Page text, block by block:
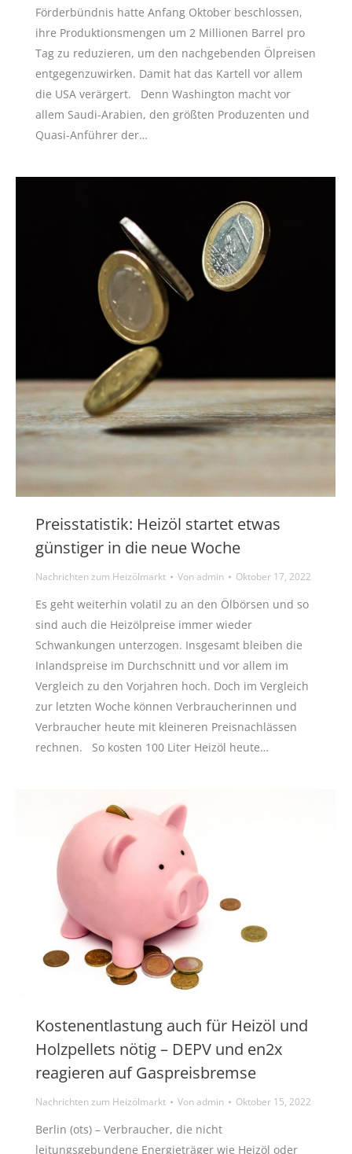
Förderbündnis hatte Anfang Oktober beschlossen,
ihre Produktionsmengen um 2 Millionen Barrel pro
Tag zu reduzieren, um den nachgebenden Ölpreisen
entgegenzuwirken. Damit hat das Kartell vor allem
die USA verärgert. Denn Washington macht vor
allem Saudi-Arabien, den größten Produzenten und
Quasi-Anführer der…
Preisstatistik: Heizöl startet etwas
günstiger in die neue Woche
Nachrichten zum Heizölmarkt Vonadmin Oktober 17, 2022
Es geht weiterhin volatil zu an den Ölbörsen und so
sind auch die Heizölpreise immer wieder
Schwankungen unterzogen. Insgesamt bleiben die
Inlandspreise im Durchschnitt und vor allem im
Vergleich zu den Vorjahren hoch. Doch im Vergleich
zur letzten Woche können Verbraucherinnen und
Verbraucher heute mit kleineren Preisnachlässen
rechnen. So kosten 100 Liter Heizöl heute…
Kostenentlastung auch für Heizöl und
Holzpellets nötig – DEPV und en2x
reagieren auf Gaspreisbremse
Nachrichten zum Heizölmarkt Vonadmin Oktober 15, 2022
Berlin (ots) – Verbraucher, die nicht
leitungsgebundene Energieträger wie Heizöl oder